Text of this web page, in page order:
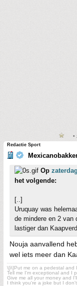
•
Redactie Sport
Op
het volgende:
[..]
Uruquay was
de mindere en 2 van
lastiger dan
Nouja aanvallend
wel iets meer dan
\[i\]Put me on a pedestal and
Tell me I'm exceptional and I
Give me all your money and
I think you're a joke but I